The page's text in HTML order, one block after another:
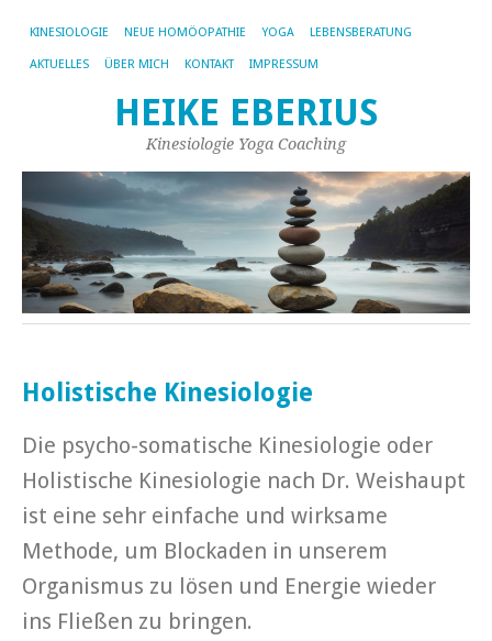
KINESIOLOGIE NEUE HOMÖOPATHIE YOGA LEBENSBERATUNG
AKTUELLES ÜBER MICH KONTAKT IMPRESSUM
HEIKE EBERIUS
Kinesiologie Yoga Coaching
Holistische Kinesiologie
Die psycho-somatische Kinesiologie oder
Holistische Kinesiologie nach Dr. Weishaupt
ist eine sehr einfache und wirksame
Methode, um Blockaden in unserem
Organismus zu lösen und Energie wieder
ins Fließen zu bringen.